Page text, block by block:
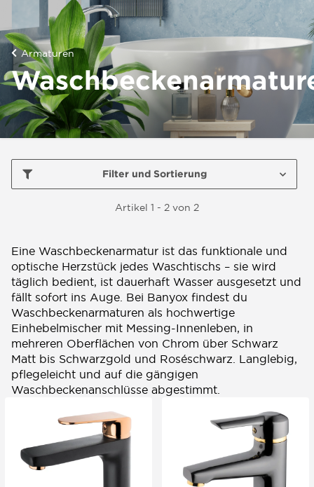
Armaturen
Filter und Sortierung
Artikel 1 - 2 von 2
Eine Waschbeckenarmatur ist das funktionale und
optische Herzstück jedes Waschtischs – sie wird
täglich bedient, ist dauerhaft Wasser ausgesetzt und
fällt sofort ins Auge. Bei Banyox findest du
Waschbeckenarmaturen als hochwertige
Einhebelmischer mit Messing-Innenleben, in
mehreren Oberflächen von Chrom über Schwarz
Matt bis Schwarzgold und Roséschwarz. Langlebig,
pflegeleicht und auf die gängigen
Waschbeckenanschlüsse abgestimmt.